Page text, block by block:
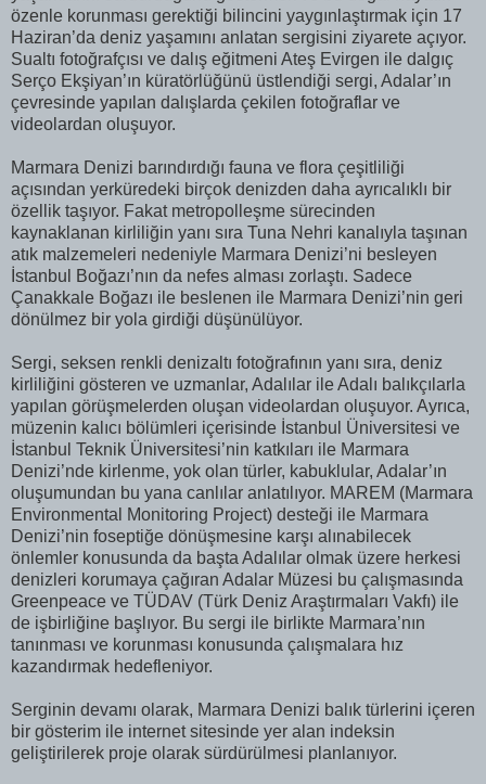
özenle korunması gerektiği bilincini yaygınlaştırmak için 17
Haziran’da deniz yaşamını anlatan sergisini ziyarete açıyor.
Sualtı fotoğrafçısı ve dalış eğitmeni Ateş Evirgen ile dalgıç
Serço Ekşiyan’ın küratörlüğünü üstlendiği sergi, Adalar’ın
çevresinde yapılan dalışlarda çekilen fotoğraflar ve
videolardan oluşuyor.
Marmara Denizi barındırdığı fauna ve flora çeşitliliği
açısından yerküredeki birçok denizden daha ayrıcalıklı bir
özellik taşıyor. Fakat metropolleşme sürecinden
kaynaklanan kirliliğin yanı sıra Tuna Nehri kanalıyla taşınan
atık malzemeleri nedeniyle Marmara Denizi’ni besleyen
İstanbul Boğazı’nın da nefes alması zorlaştı. Sadece
Çanakkale Boğazı ile beslenen ile Marmara Denizi’nin geri
dönülmez bir yola girdiği düşünülüyor.
Sergi, seksen renkli denizaltı fotoğrafının yanı sıra, deniz
kirliliğini gösteren ve uzmanlar, Adalılar ile Adalı balıkçılarla
yapılan görüşmelerden oluşan videolardan oluşuyor. Ayrıca,
müzenin kalıcı bölümleri içerisinde İstanbul Üniversitesi ve
İstanbul Teknik Üniversitesi’nin katkıları ile Marmara
Denizi’nde kirlenme, yok olan türler, kabuklular, Adalar’ın
oluşumundan bu yana canlılar anlatılıyor. MAREM (Marmara
Environmental Monitoring Project) desteği ile Marmara
Denizi’nin foseptiğe dönüşmesine karşı alınabilecek
önlemler konusunda da başta Adalılar olmak üzere herkesi
denizleri korumaya çağıran Adalar Müzesi bu çalışmasında
Greenpeace ve TÜDAV (Türk Deniz Araştırmaları Vakfı) ile
de işbirliğine başlıyor. Bu sergi ile birlikte Marmara’nın
tanınması ve korunması konusunda çalışmalara hız
kazandırmak hedefleniyor.
Serginin devamı olarak, Marmara Denizi balık türlerini içeren
bir gösterim ile internet sitesinde yer alan indeksin
geliştirilerek proje olarak sürdürülmesi planlanıyor.